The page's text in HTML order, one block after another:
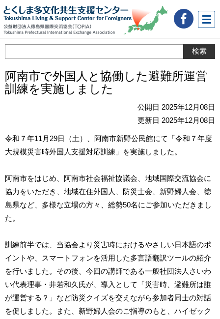
ュー
阿南市で外国人と協働した避難所運営
訓練を実施しました
公開日 2025年12月08日
更新日 2025年12月08日
令和７年11月29日（土）、阿南市新野公民館にて「令和７年度
大規模災害時外国人支援対応訓練」を実施しました。
阿南市をはじめ、阿南市社会福祉協議会、地域国際交流協会に
協力をいただき、地域在住外国人、防災士会、新野婦人会、徳
島県など、多様な立場の方々、総勢50名にご参加いただきまし
た。
訓練前半では、当協会より災害時におけるやさしい日本語のポ
イントや、スマートフォンを活用した多言語翻訳ツールの紹介
を行いました。その後、今回の講師である一般社団法人さいわ
い代表理事・井若和久氏が、導入として「災害時、避難所は誰
が運営する？」など防災クイズを交えながら参加者同士の対話
を促しました。また、新野婦人会のご指導のもと、ハイゼック